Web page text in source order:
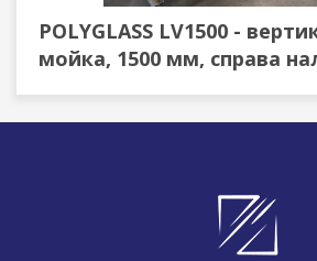
POLYGLASS LV1500 -
мойка, 1500 мм, справа